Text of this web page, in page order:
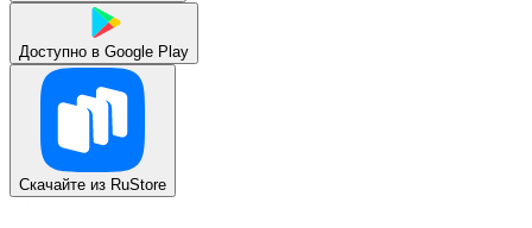
Доступно в Google Play
Скачайте из RuStore